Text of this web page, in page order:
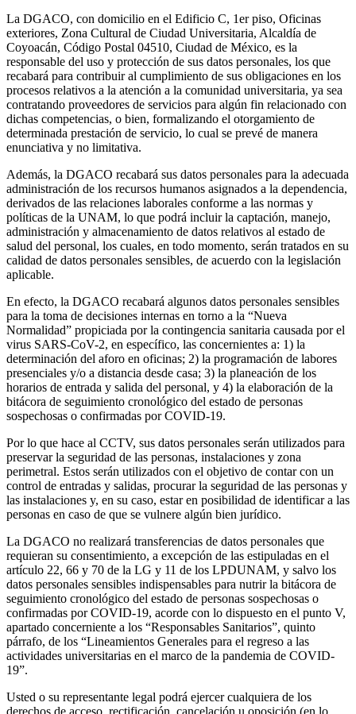
La DGACO, con domicilio en el Edificio C, 1er piso, Oficinas
exteriores, Zona Cultural de Ciudad Universitaria, Alcaldía de
Coyoacán, Código Postal 04510, Ciudad de México, es la
responsable del uso y protección de sus datos personales, los que
recabará para contribuir al cumplimiento de sus obligaciones en los
procesos relativos a la atención a la comunidad universitaria, ya sea
contratando proveedores de servicios para algún fin relacionado con
dichas competencias, o bien, formalizando el otorgamiento de
determinada prestación de servicio, lo cual se prevé de manera
enunciativa y no limitativa.
Además, la DGACO recabará sus datos personales para la adecuada
administración de los recursos humanos asignados a la dependencia,
derivados de las relaciones laborales conforme a las normas y
políticas de la UNAM, lo que podrá incluir la captación, manejo,
administración y almacenamiento de datos relativos al estado de
salud del personal, los cuales, en todo momento, serán tratados en su
calidad de datos personales sensibles, de acuerdo con la legislación
aplicable.
En efecto, la DGACO recabará algunos datos personales sensibles
para la toma de decisiones internas en torno a la “Nueva
Normalidad” propiciada por la contingencia sanitaria causada por el
virus SARS-CoV-2, en específico, las concernientes a: 1) la
determinación del aforo en oficinas; 2) la programación de labores
presenciales y/o a distancia desde casa; 3) la planeación de los
horarios de entrada y salida del personal, y 4) la elaboración de la
bitácora de seguimiento cronológico del estado de personas
sospechosas o confirmadas por COVID-19.
Por lo que hace al CCTV, sus datos personales serán utilizados para
preservar la seguridad de las personas, instalaciones y zona
perimetral. Estos serán utilizados con el objetivo de contar con un
control de entradas y salidas, procurar la seguridad de las personas y
las instalaciones y, en su caso, estar en posibilidad de identificar a las
personas en caso de que se vulnere algún bien jurídico.
La DGACO no realizará transferencias de datos personales que
requieran su consentimiento, a excepción de las estipuladas en el
artículo 22, 66 y 70 de la LG y 11 de los LPDUNAM, y salvo los
datos personales sensibles indispensables para nutrir la bitácora de
seguimiento cronológico del estado de personas sospechosas o
confirmadas por COVID-19, acorde con lo dispuesto en el punto V,
apartado concerniente a los “Responsables Sanitarios”, quinto
párrafo, de los “Lineamientos Generales para el regreso a las
actividades universitarias en el marco de la pandemia de COVID-
19”.
Usted o su representante legal podrá ejercer cualquiera de los